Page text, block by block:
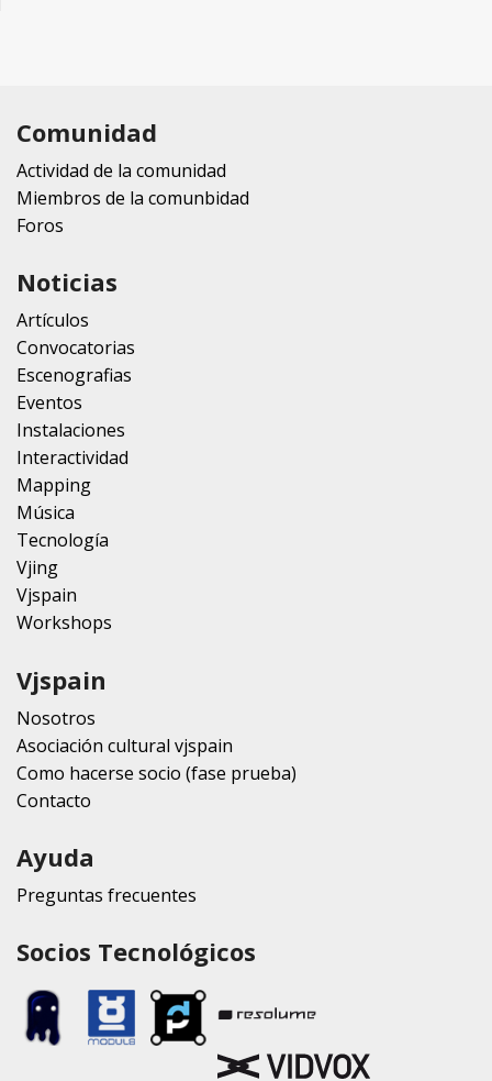
Comunidad
Actividad de la comunidad
Miembros de la comunbidad
Foros
Noticias
Artículos
Convocatorias
Escenografias
Eventos
Instalaciones
Interactividad
Mapping
Música
Tecnología
Vjing
Vjspain
Workshops
Vjspain
Nosotros
Asociación cultural vjspain
Como hacerse socio (fase prueba)
Contacto
Ayuda
Preguntas frecuentes
Socios Tecnológicos